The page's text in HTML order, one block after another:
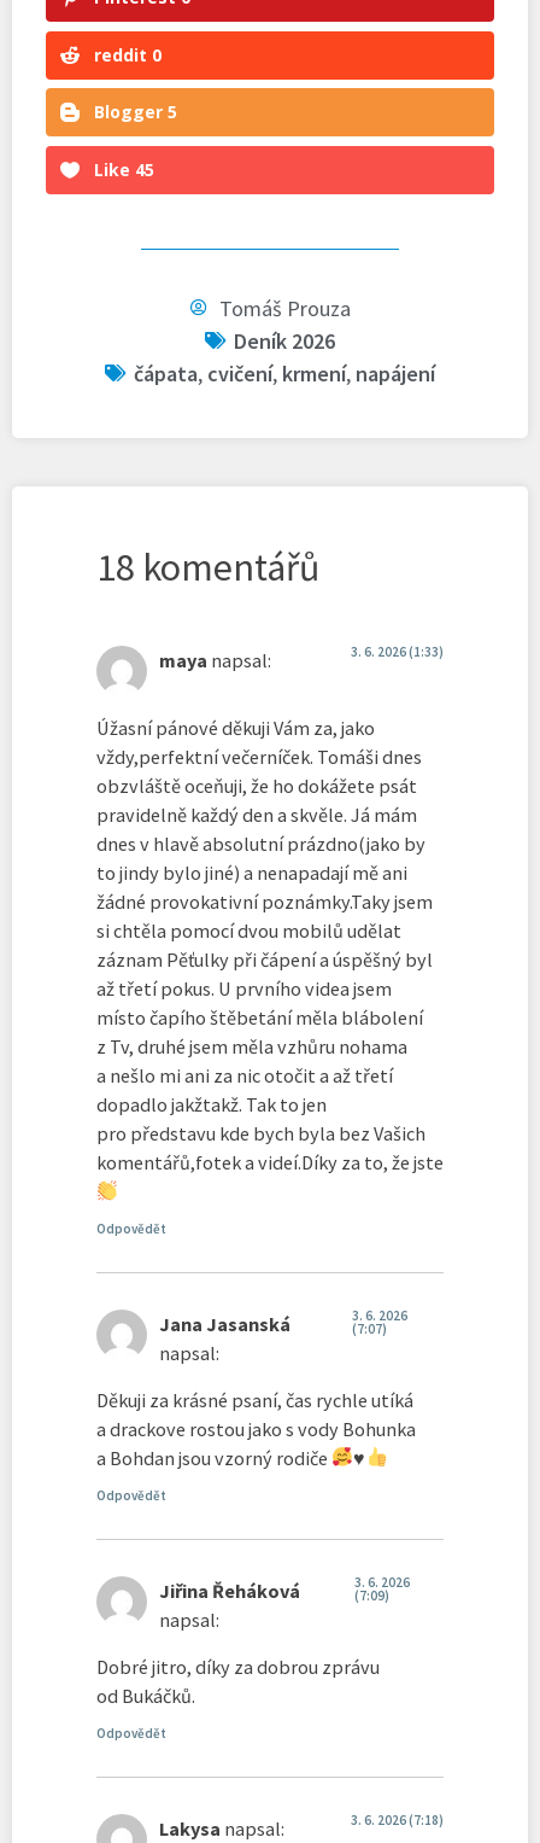
reddit 0
Blogger 5
Like 45
Tomáš Prouza
Deník 2026
čápata, cvičení, krmení, napájení
18 komentářů
maya napsal: 3. 6. 2026 (1:33)
Úžasní pánové děkuji Vám za, jako
vždy,perfektní večerníček. Tomáši dnes
obzvláště oceňuji, že ho dokážete psát
pravidelně každý den a skvěle. Já mám
dnes v hlavě absolutní prázdno(jako by
to jindy bylo jiné) a nenapadají mě ani
žádné provokativní poznámky.Taky jsem
si chtěla pomocí dvou mobilů udělat
záznam Pěťulky při čápení a úspěšný byl
až třetí pokus. U prvního videa jsem
místo čapího štěbetání měla blábolení
z Tv, druhé jsem měla vzhůru nohama
a nešlo mi ani za nic otočit a až třetí
dopadlo jakžtakž. Tak to jen
pro představu kde bych byla bez Vašich
komentářů,fotek a videí.Díky za to, že jste
Odpovědět
Jana Jasanská
napsal:
3. 6. 2026
(7:07)
Děkuji za krásné psaní, čas rychle utíká
a drackove rostou jako s vody Bohunka
a Bohdan jsou vzorný rodiče
♥️
Odpovědět
Jiřina Řeháková
napsal:
3. 6. 2026
(7:09)
Dobré jitro, díky za dobrou zprávu
od Bukáčků.
Odpovědět
Lakysa napsal: 3. 6. 2026 (7:18)